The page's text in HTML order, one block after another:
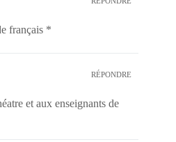
français *
RÉPONDRE
et aux enseignants de